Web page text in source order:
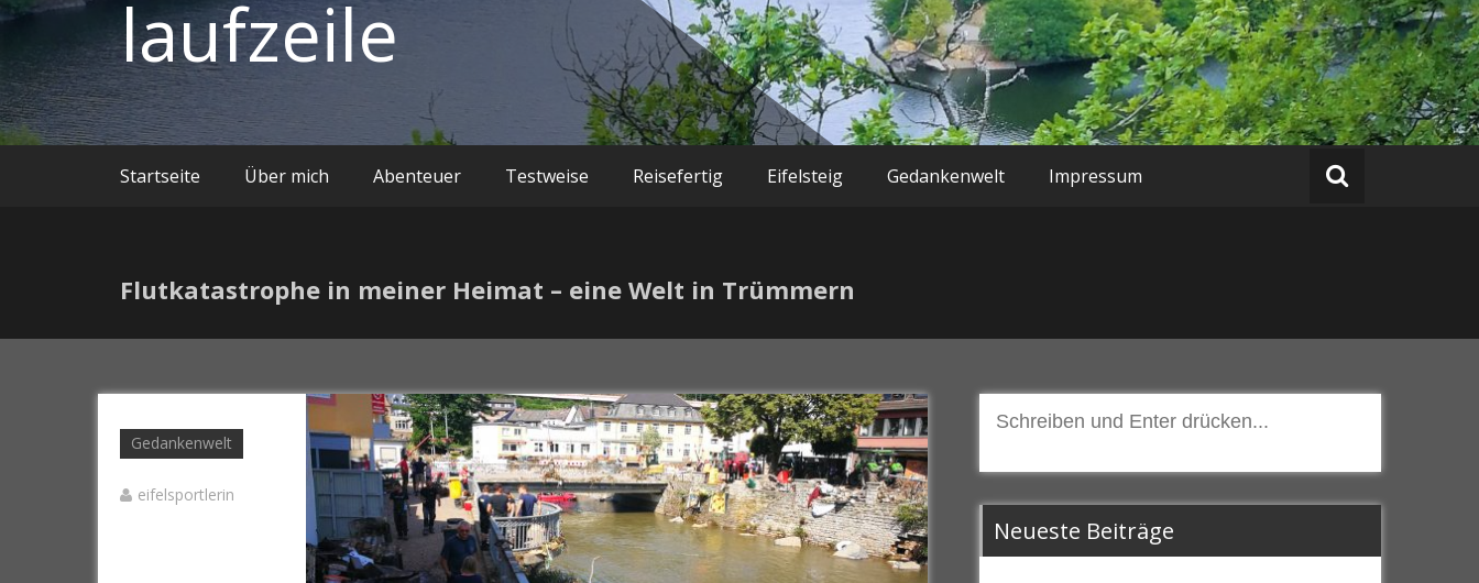
laufzeile
Startseite Über mich Abenteuer Testweise Reisefertig Eifelsteig Gedankenwelt Impressum
Flutkatastrophe in meiner Heimat – eine Welt in Trümmern
Gedankenwelt
eifelsportlerin
nach:
Neueste Beiträge